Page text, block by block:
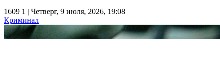
1609 1 | Четверг, 9 июля, 2026, 19:08
Криминал